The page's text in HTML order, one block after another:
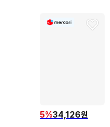
5%34,126원